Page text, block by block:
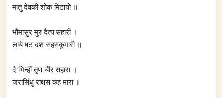
मातु देवकी शोक मिटायो ॥
भौमासुर मुर दैत्य संहारी ।
लाये षट दश सहसकुमारी ॥
दै भिन्हीं तृण चीर सहारा ।
जरासिंधु राक्षस कहं मारा ॥